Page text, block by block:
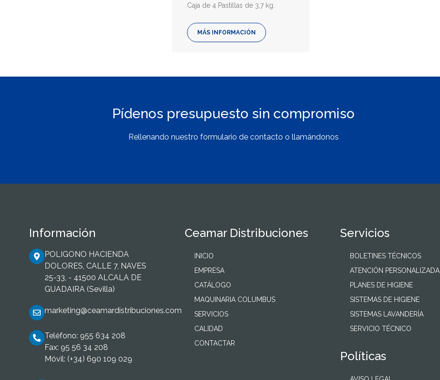
Caja de 4 Pastillas de 3,7 kg.
MÁS INFORMACIÓN
Pídenos presupuesto sin compromiso
Rellenando nuestro formulario de contacto o llamándonos
Información
POLIGONO HACIENDA
DOLORES, CALLE 7, NAVES
25-33, - 41500 ALCALA DE
GUADAIRA (Sevilla)
marketing@ceamardistribuciones.com
Teléfono: 955 634 208
Fax: 95 56 34 208
Móvil: (+34) 690 109 029
Ceamar Distribuciones
INICIO
EMPRESA
CATÁLOGO
MAQUINARIA COLUMBUS
SERVICIOS
CALIDAD
CONTACTAR
Servicios
BOLETINES TÉCNICOS
ATENCIÓN PERSONALIZADA
PLANES DE HIGIENE
SISTEMAS DE HIGIENE
SISTEMAS LAVANDERÍA
SERVICIO TÉCNICO
Políticas